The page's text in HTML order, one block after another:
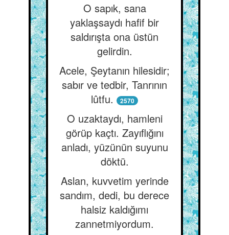
O sapık, sana
yaklaşsaydı hafif bir
saldırışta ona üstün
gelirdin.
Acele, Şeytanın hilesidir;
sabır ve tedbir, Tanrının
lûtfu.
2570
O uzaktaydı, hamleni
görüp kaçtı. Zayıflığını
anladı, yüzünün suyunu
döktü.
Aslan, kuvvetim yerinde
sandım, dedi, bu derece
halsiz kaldığımı
zannetmiyordum.